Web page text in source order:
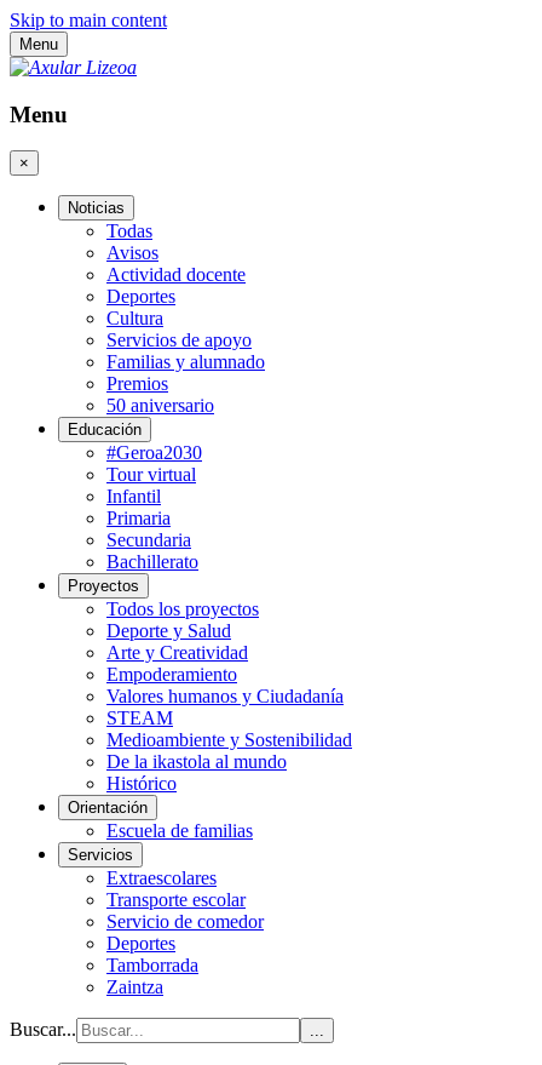
Skip to main content
Menu
Menu
×
Noticias
Todas
Avisos
Actividad docente
Deportes
Cultura
Servicios de apoyo
Familias y alumnado
Premios
50 aniversario
Educación
#Geroa2030
Tour virtual
Infantil
Primaria
Secundaria
Bachillerato
Proyectos
Todos los proyectos
Deporte y Salud
Arte y Creatividad
Empoderamiento
Valores humanos y Ciudadanía
STEAM
Medioambiente y Sostenibilidad
De la ikastola al mundo
Histórico
Orientación
Escuela de familias
Servicios
Extraescolares
Transporte escolar
Servicio de comedor
Deportes
Tamborrada
Zaintza
Buscar... ...